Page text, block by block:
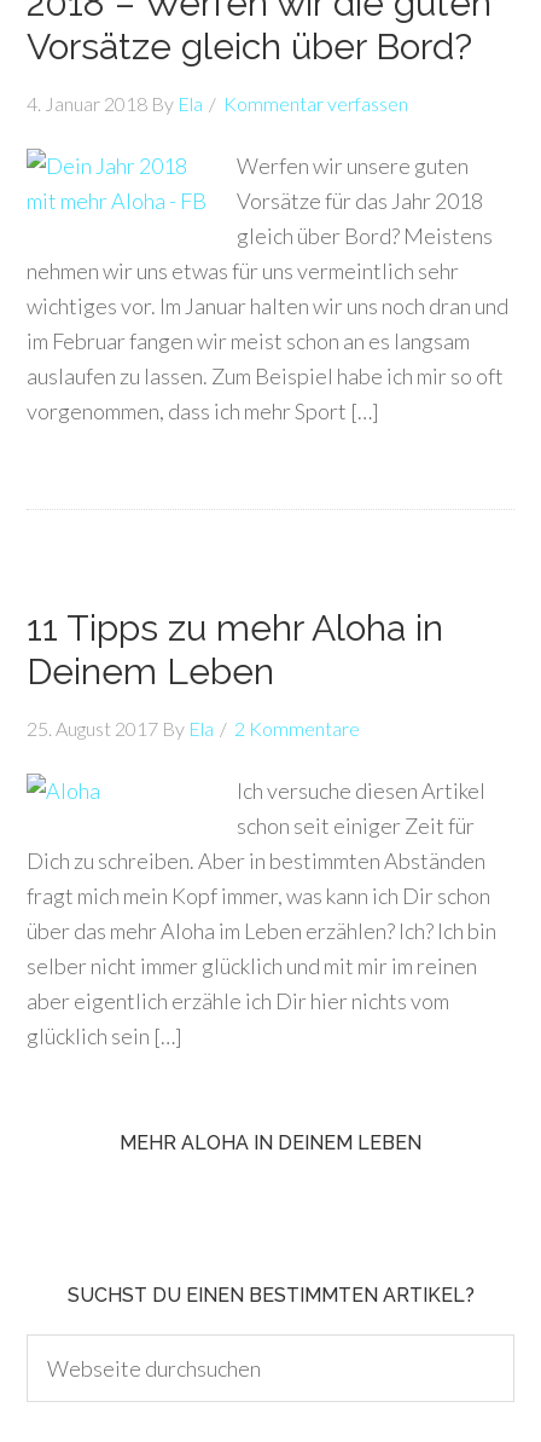
Vorsätze gleich über Bord?
4. Januar 2018 By Ela Kommentar verfassen
Werfen wir unsere guten
Vorsätze für das Jahr 2018
gleich über Bord? Meistens
nehmen wir uns etwas für uns vermeintlich sehr
wichtiges vor. Im Januar halten wir uns noch dran und
im Februar fangen wir meist schon an es langsam
auslaufen zu lassen. Zum Beispiel habe ich mir so oft
vorgenommen, dass ich mehr Sport […]
11 Tipps zu mehr Aloha in
Deinem Leben
25. August 2017 By Ela 2 Kommentare
Ich versuche diesen Artikel
schon seit einiger Zeit für
Dich zu schreiben. Aber in bestimmten Abständen
fragt mich mein Kopf immer, was kann ich Dir schon
über das mehr Aloha im Leben erzählen? Ich? Ich bin
selber nicht immer glücklich und mit mir im reinen
aber eigentlich erzähle ich Dir hier nichts vom
glücklich sein […]
MEHR ALOHA IN DEINEM LEBEN
SUCHST DU EINEN BESTIMMTEN ARTIKEL?